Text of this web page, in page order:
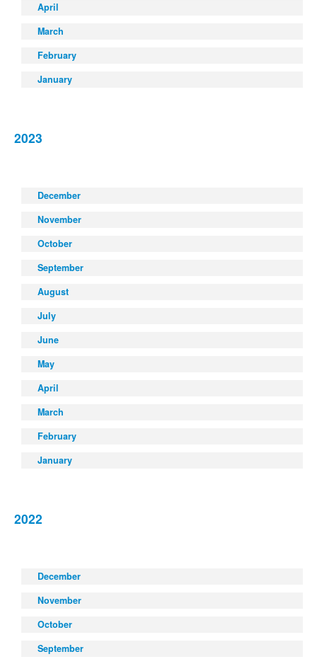
April
March
February
January
2023
December
November
October
September
August
July
June
May
April
March
February
January
2022
December
November
October
September